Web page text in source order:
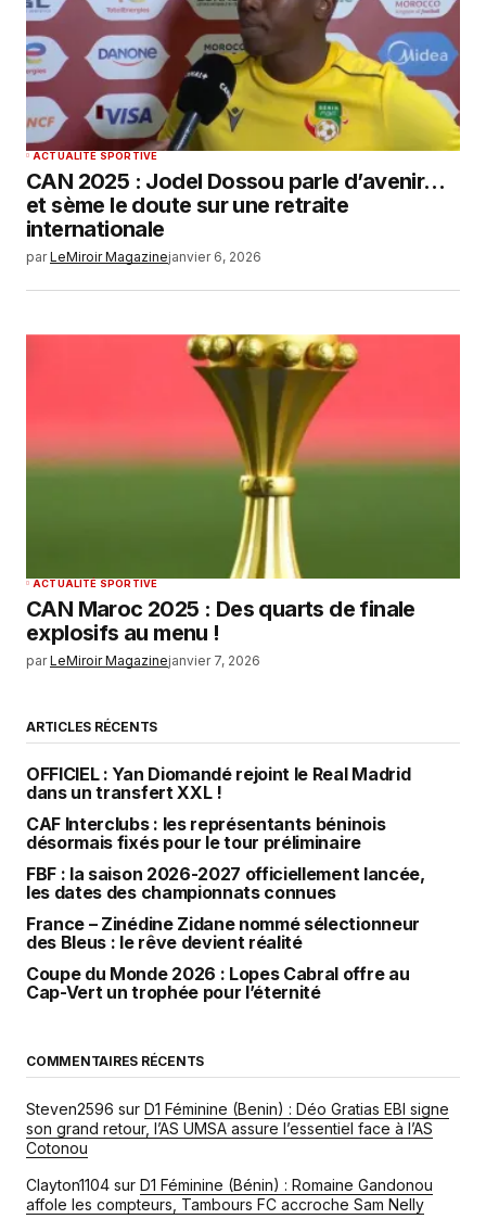
ACTUALITÉ SPORTIVE
CAN 2025 : Jodel Dossou parle d’avenir…
et sème le doute sur une retraite
internationale
par LeMiroir Magazinejanvier 6, 2026
ACTUALITÉ SPORTIVE
CAN Maroc 2025 : Des quarts de finale
explosifs au menu !
par LeMiroir Magazinejanvier 7, 2026
ARTICLES RÉCENTS
OFFICIEL : Yan Diomandé rejoint le Real Madrid
dans un transfert XXL !
CAF Interclubs : les représentants béninois
désormais fixés pour le tour préliminaire
FBF : la saison 2026-2027 officiellement lancée,
les dates des championnats connues
France – Zinédine Zidane nommé sélectionneur
des Bleus : le rêve devient réalité
Coupe du Monde 2026 : Lopes Cabral offre au
Cap-Vert un trophée pour l’éternité
COMMENTAIRES RÉCENTS
Steven2596 sur D1 Féminine (Benin) : Déo Gratias EBI signe
son grand retour, l’AS UMSA assure l’essentiel face à l’AS
Cotonou
Clayton1104 sur D1 Féminine (Bénin) : Romaine Gandonou
affole les compteurs, Tambours FC accroche Sam Nelly